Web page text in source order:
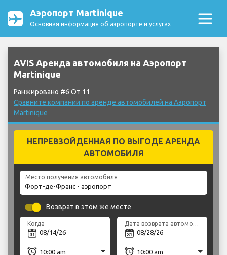
Аэропорт Martinique
Основная информация об аэропорте и услугах
AVIS Аренда автомобиля на Аэропорт
Martinique
Ранжировано #6 От 11
Сравните компании по аренде автомобилей на Аэропорт
Martinique
НЕПРЕВЗОЙДЕННАЯ ПО ВЫГОДЕ АРЕНДА
АВТОМОБИЛЯ
Место получения автомобиля
Возврат в этом же месте
Когда Дата возврата автомобиля